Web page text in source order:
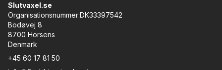
Slutvaxel.se
Organisationsnummer:DK33397542
Bodøvej 8
8700 Horsens
Denmark
+45 60 17 81 50